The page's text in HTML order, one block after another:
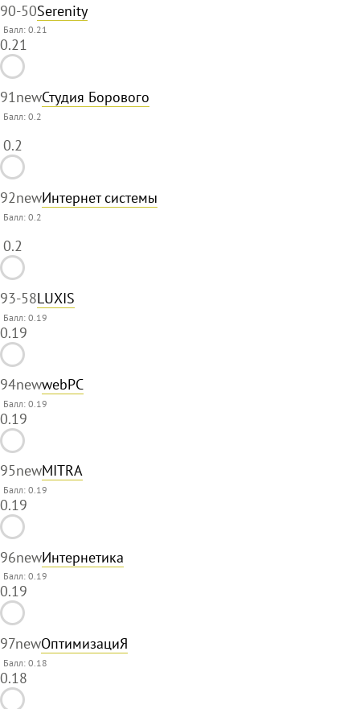
90-50Serenity
Балл: 0.21
0.21
91newСтудия Борового
Балл:0.2
0.2
92newИнтернет системы
Балл:0.2
0.2
93-58LUXIS
Балл: 0.19
0.19
94newwebPC
Балл: 0.19
0.19
95newMITRA
Балл: 0.19
0.19
96newИнтернетика
Балл: 0.19
0.19
97newОптимизациЯ
Балл: 0.18
0.18